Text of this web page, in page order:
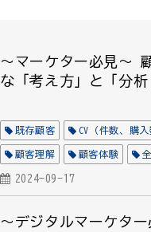
～マーケター必見～
な「考え方」と「分析
既存顧客 CV（件数、購入
顧客理解 顧客体験
メソッド
2024-09-17
～デジタルマーケタ